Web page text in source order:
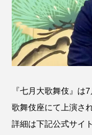
『七月大歌舞伎』は
歌舞伎座にて上演され
詳細は下記公式サイ